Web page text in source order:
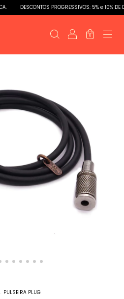
DESCONTOS PROGRESSIVOS: 5% e 10% DE
0
. PULSEIRA PLUG